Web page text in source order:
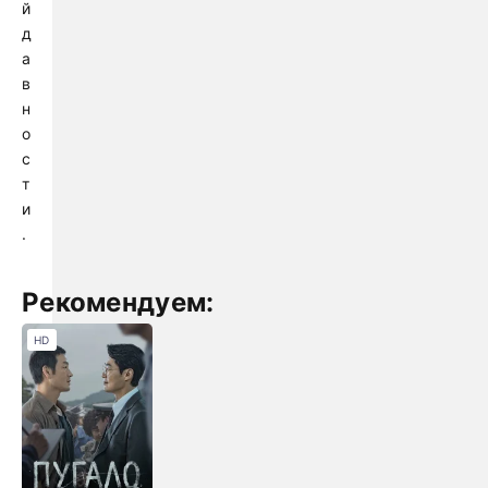
й
д
а
в
н
о
с
т
и
.
Рекомендуем:
HD